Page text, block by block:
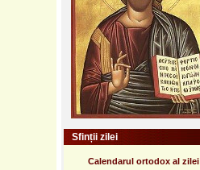
Sfinții zilei
Calendarul ortodox al zilei